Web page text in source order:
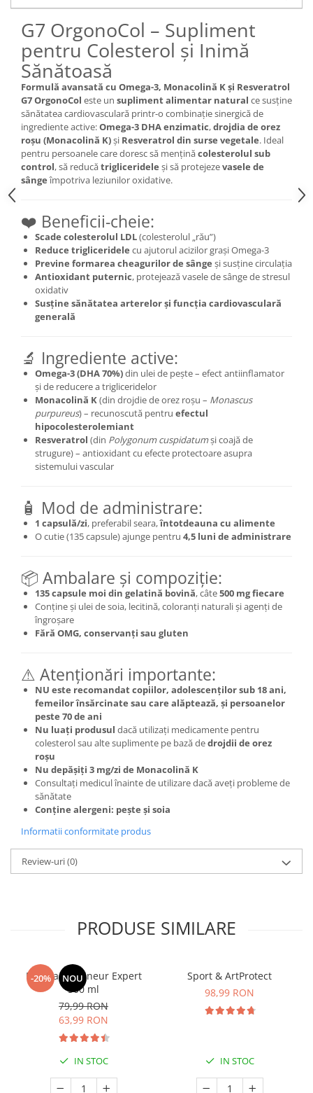
COSRX
BIODANCE
OOTD
Cettua
Haruharu Wonder
Medicube
ARIUL
Dr. Althea
DELLA BORN
Seleniu
Seminte de in
Silimarina
Spirulina
Ulei de cocos
Ulei de peste
Ulei MCT
Vitamina A
Vitamina B
Vitamina C
Vitamina D
Vitamina E
Vitamina K
Zinc
Cătină
Colina
Electroliti
Produse Apicole
Cacao
G7 OrgonoCol – Supliment
pentru Colesterol și Inimă
Sănătoasă
Formulă avansată cu Omega-3, Monacolină K și Resveratrol
G7 OrgonoCol este un supliment alimentar natural ce susține
sănătatea cardiovasculară printr-o combinație sinergică de
ingrediente active:Omega-3 DHA enzimatic,drojdia de orez
roșu (Monacolină K)și Resveratrol din surse vegetale. Ideal
pentru persoanele care doresc să menținăcolesterolul sub
control, să reducătrigliceridele și să protejezevasele de
sângeîmpotriva leziunilor oxidative.
❤️ Beneficii-cheie:
Scade colesterolul LDL(colesterolul „rău”)
Reduce trigliceridele cu ajutorul acizilor grași Omega-3
Previne formarea cheagurilor de sânge și susține circulația
Antioxidant puternic, protejează vasele de sânge de stresul
oxidativ
Susține sănătatea arterelor și funcția cardiovasculară
generală
🔬 Ingrediente active:
Omega-3 (DHA 70%)din ulei de pește – efect antiinflamator
și de reducere a trigliceridelor
Monacolină K(din drojdie de orez roșu – Monascus
purpureus) – recunoscută pentru efectul
hipocolesterolemiant
Resveratrol (din Polygonum cuspidatumși coajă de
strugure) – antioxidant cu efecte protectoare asupra
sistemului vascular
🧴 Mod de administrare:
1 capsulă/zi, preferabil seara,întotdeauna cu alimente
O cutie (135 capsule) ajunge pentru 4,5 luni de administrare
📦 Ambalare și compoziție:
135 capsule moi din gelatină bovină, câte500 mg fiecare
Conține și ulei de soia, lecitină, coloranți naturali și agenți de
îngroșare
Fără OMG, conservanți sau gluten
⚠ Atenționări importante:
NU este recomandat copiilor, adolescenților sub 18 ani,
femeilor însărcinate sau care alăptează, și persoanelor
peste 70 de ani
Nu luați produsul dacă utilizați medicamente pentru
colesterol sau alte suplimente pe bază dedrojdii de orez
roșu
Nu depășiți 3 mg/zi de Monacolină K
Consultați medicul înainte de utilizare dacă aveți probleme de
sănătate
Conține alergeni: pește și soia
Informatii conformitate produs
Review-uri(0)
PRODUSE SIMILARE
-20% NOU
Manhaē Draineur Expert
500 ml
79,99 RON
63,99 RON
IN STOC
Sport & ArtProtect
98,99 RON
IN STOC